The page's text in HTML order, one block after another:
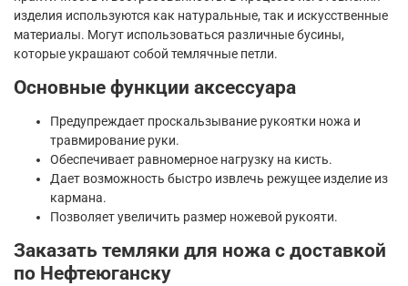
изделия используются как натуральные, так и искусственные
материалы. Могут использоваться различные бусины,
которые украшают собой темлячные петли.
Основные функции аксессуара
Предупреждает проскальзывание рукоятки ножа и
травмирование руки.
Обеспечивает равномерное нагрузку на кисть.
Дает возможность быстро извлечь режущее изделие из
кармана.
Позволяет увеличить размер ножевой рукояти.
Заказать темляки для ножа с доставкой
по Нефтеюганску